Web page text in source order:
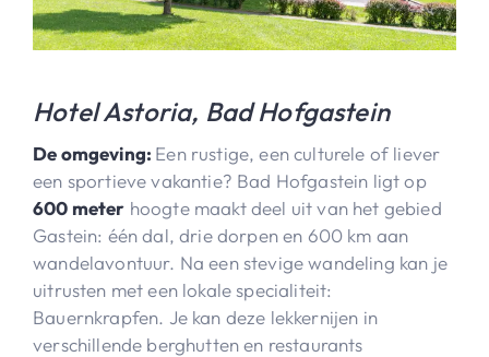
Hotel Astoria, Bad Hofgastein
De omgeving: Een rustige, een culturele of liever
een sportieve vakantie? Bad Hofgastein ligt op
600 meter hoogte maakt deel uit van het gebied
Gastein: één dal, drie dorpen en 600 km aan
wandelavontuur. Na een stevige wandeling kan je
uitrusten met een lokale specialiteit:
Bauernkrapfen. Je kan deze lekkernijen in
verschillende berghutten en restaurants